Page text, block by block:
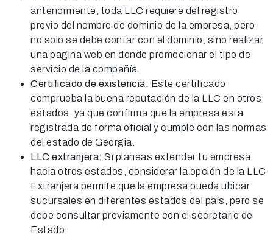
anteriormente, toda LLC requiere del registro
previo del nombre de dominio de la empresa, pero
no solo se debe contar con el dominio, sino realizar
una pagina web en donde promocionar el tipo de
servicio de la compañía.
Certificado de existencia: Este certificado
comprueba la buena reputación de la LLC en otros
estados, ya que confirma que la empresa esta
registrada de forma oficial y cumple con las normas
del estado de Georgia.
LLC extranjera: Si planeas extender tu empresa
hacia otros estados, considerar la opción de la LLC
Extranjera permite que la empresa pueda ubicar
sucursales en diferentes estados del país, pero se
debe consultar previamente con el secretario de
Estado.